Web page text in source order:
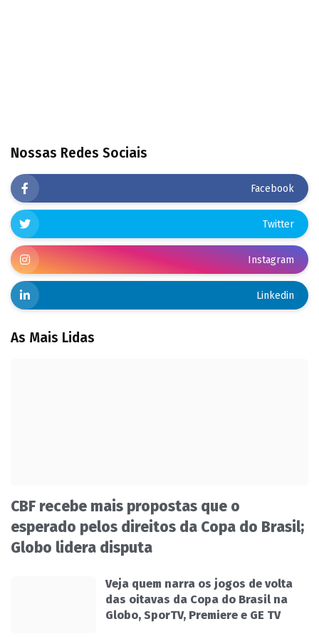
Nossas Redes Sociais
Facebook
Twitter
Instagram
Linkedin
As Mais Lidas
CBF recebe mais propostas que o
esperado pelos direitos da Copa do Brasil;
Globo lidera disputa
Veja quem narra os jogos de volta
das oitavas da Copa do Brasil na
Globo, SporTV, Premiere e GE TV